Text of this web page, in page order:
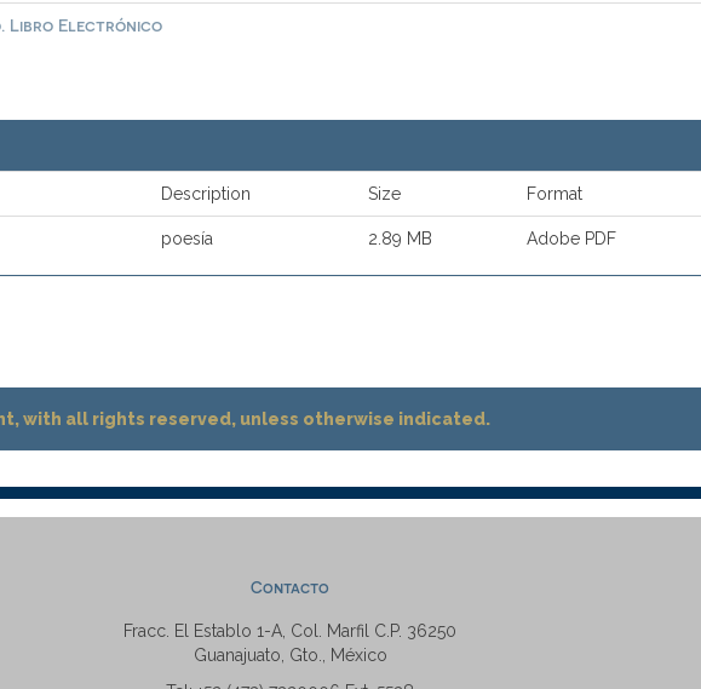
Libro Electrónico
Description Size Format
poesía 2.89 MB Adobe PDF
with all rights reserved, unless otherwise indicated.
Contacto
Fracc. El Establo 1-A, Col. Marfil C.P. 36250
Guanajuato, Gto., México